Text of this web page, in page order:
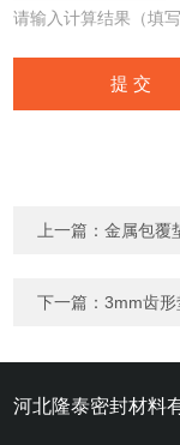
请输入计算结果（填
上一篇：金属包覆
下一篇：3mm齿形
河北隆泰密封材料